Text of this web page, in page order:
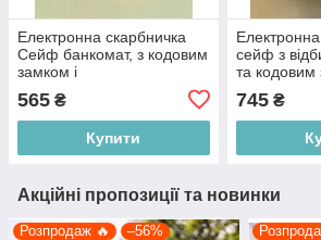
Електронна скарбничка
Сейф банкомат, з кодовим
замком і
"класична" синя
565 ₴
Купити
сейф з
та
745₴
Акційні пропозиції та новинки
Розпродаж 🔥 –56%